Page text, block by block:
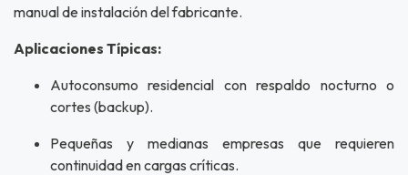
manual de instalación del fabricante.
Aplicaciones Típicas:
Autoconsumo residencial con respaldo nocturno o
cortes (backup).
Pequeñas y medianas empresas que requieren
continuidad en cargas críticas.